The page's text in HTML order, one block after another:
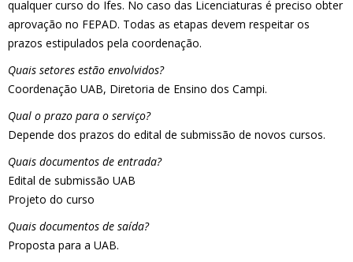
qualquer curso do Ifes. No caso das Licenciaturas é preciso obter
aprovação no FEPAD. Todas as etapas devem respeitar os
prazos estipulados pela coordenação.
Quais setores estão envolvidos?
Coordenação UAB, Diretoria de Ensino dos Campi.
Qual o prazo para o serviço?
Depende dos prazos do edital de submissão de novos cursos.
Quais documentos de entrada?
Edital de submissão UAB
Projeto do curso
Quais documentos de saída?
Proposta para a UAB.